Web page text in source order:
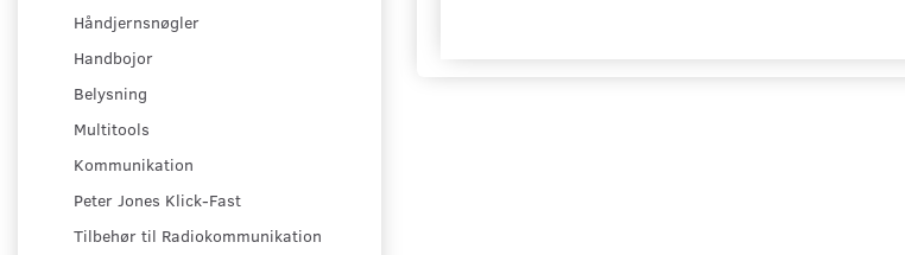
Håndjernsnøgler
Handbojor
Belysning
Multitools
Kommunikation
Peter Jones Klick-Fast
Tilbehør til Radiokommunikation